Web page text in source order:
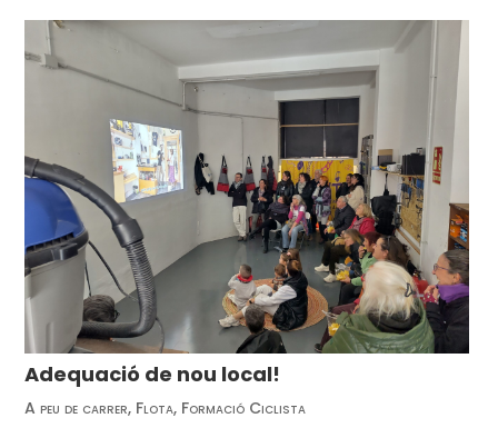
Adequació de nou local!
A peu de carrer, Flota, Formació Ciclista